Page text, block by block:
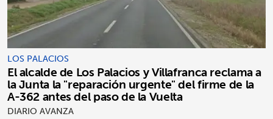
LOS PALACIOS
El alcalde de Los Palacios y Villafranca reclama a
la Junta la "reparación urgente" del firme de la
A-362 antes del paso de la Vuelta
DIARIO AVANZA